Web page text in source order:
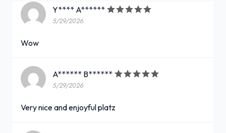
Y**** A******
5/29/2026
Wow
A****** B******
5/29/2026
Very nice and enjoyful platz